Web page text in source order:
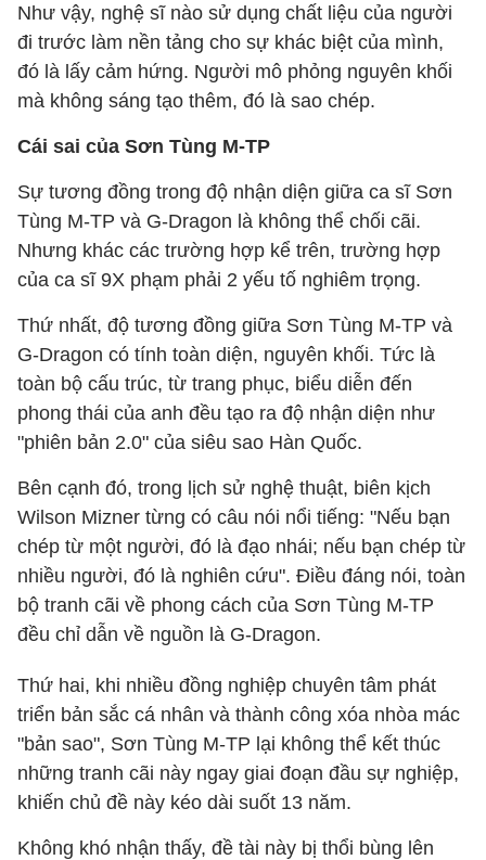
Như vậy, nghệ sĩ nào sử dụng chất liệu của người
đi trước làm nền tảng cho sự khác biệt của mình,
đó là lấy cảm hứng. Người mô phỏng nguyên khối
mà không sáng tạo thêm, đó là sao chép.
Cái sai của Sơn Tùng M-TP
Sự tương đồng trong độ nhận diện giữa ca sĩ Sơn
Tùng M-TP và G-Dragon là không thể chối cãi.
Nhưng khác các trường hợp kể trên, trường hợp
của ca sĩ 9X phạm phải 2 yếu tố nghiêm trọng.
Thứ nhất, độ tương đồng giữa Sơn Tùng M-TP và
G-Dragon có tính toàn diện, nguyên khối. Tức là
toàn bộ cấu trúc, từ trang phục, biểu diễn đến
phong thái của anh đều tạo ra độ nhận diện như
"phiên bản 2.0" của siêu sao Hàn Quốc.
Bên cạnh đó, trong lịch sử nghệ thuật, biên kịch
Wilson Mizner từng có câu nói nổi tiếng: "Nếu bạn
chép từ một người, đó là đạo nhái; nếu bạn chép từ
nhiều người, đó là nghiên cứu". Điều đáng nói, toàn
bộ tranh cãi về phong cách của Sơn Tùng M-TP
đều chỉ dẫn về nguồn là G-Dragon.
Thứ hai, khi nhiều đồng nghiệp chuyên tâm phát
triển bản sắc cá nhân và thành công xóa nhòa mác
"bản sao", Sơn Tùng M-TP lại không thể kết thúc
những tranh cãi này ngay giai đoạn đầu sự nghiệp,
khiến chủ đề này kéo dài suốt 13 năm.
Không khó nhận thấy, đề tài này bị thổi bùng lên